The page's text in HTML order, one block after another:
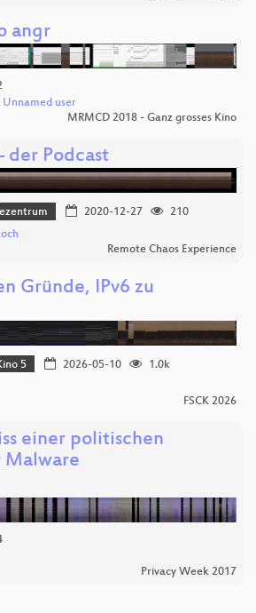
angr
Unnamed user
MRMCD 2018 - Ganz grosses Kino
der Podcast
2020-12-27
210
Remote Chaos Experience
Gründe, IPv6 zu
5 2026-05-10
1.0k
FSCK 2026
einer politischen
Malware
Privacy Week 2017